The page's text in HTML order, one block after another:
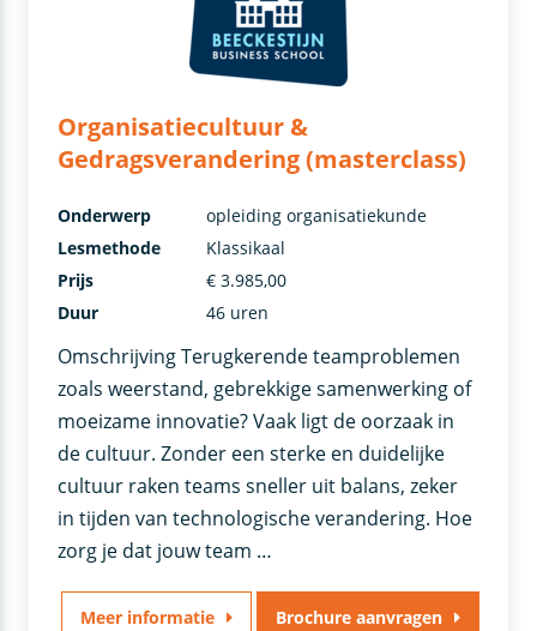
Organisatiecultuur &
Gedragsverandering (masterclass)
Omschrijving Terugkerende teamproblemen
zoals weerstand, gebrekkige samenwerking of
moeizame innovatie? Vaak ligt de oorzaak in
de cultuur. Zonder een sterke en duidelijke
cultuur raken teams sneller uit balans, zeker
in tijden van technologische verandering. Hoe
zorg je dat jouw team …
Onderwerp
opleiding organisatiekunde
Lesmethode
Klassikaal
Prijs
€ 3.985,00
Duur
46 uren
Meer informatie Brochure aanvragen